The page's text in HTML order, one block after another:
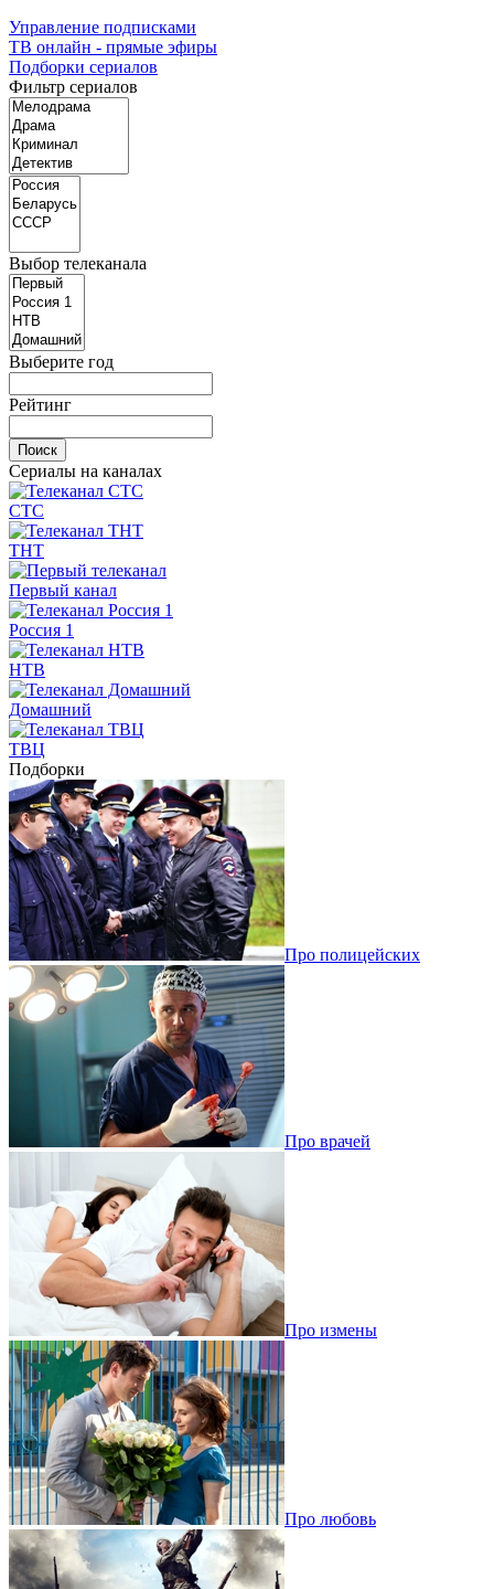
Управление подписками
ТВ онлайн - прямые эфиры
Подборки сериалов
Фильтр сериалов
Выбор телеканала
Выберите год
Рейтинг
Сериалы на каналах
СТС
ТНТ
Первый канал
Россия 1
НТВ
Домашний
ТВЦ
Подборки
Про полицейских
Про врачей
Про измены
Про любовь